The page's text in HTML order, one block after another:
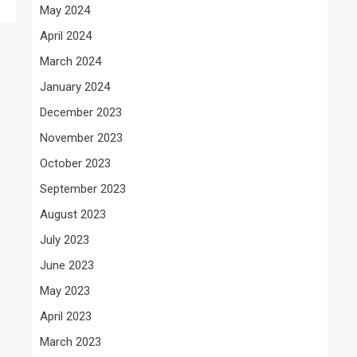
May 2024
April 2024
March 2024
January 2024
December 2023
November 2023
October 2023
September 2023
August 2023
July 2023
June 2023
May 2023
April 2023
March 2023